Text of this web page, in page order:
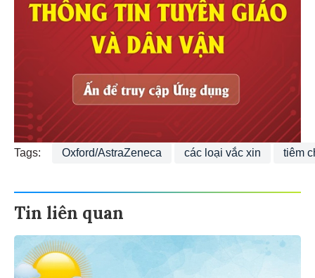
Tags: Oxford/AstraZeneca các loại vắc xin tiêm
Tin liên quan